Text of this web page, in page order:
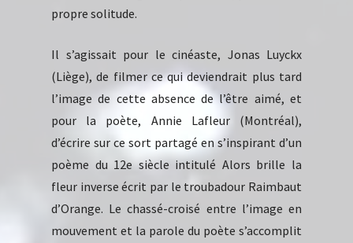
propre solitude.
Il s’agissait pour le cinéaste, Jonas Luyckx
(Liège), de filmer ce qui deviendrait plus tard
l’image de cette absence de l’être aimé, et
pour la poète, Annie Lafleur (Montréal),
d’écrire sur ce sort partagé en s’inspirant d’un
poème du 12e siècle intitulé Alors brille la
fleur inverse écrit par le troubadour Raimbaut
d’Orange. Le chassé-croisé entre l’image en
mouvement et la parole du poète s’accomplit